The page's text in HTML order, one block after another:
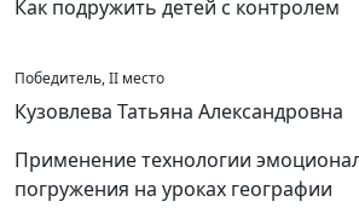
Как подружить детей с контролем
Победитель, II место
Кузовлева Татьяна Александровна
Применение технологии
погружения на уроках географии